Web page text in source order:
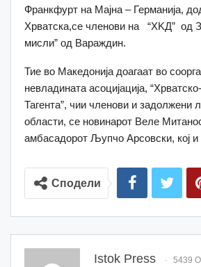
Франкфурт на Мајна – Германија,
Хрватска,се членови на “ХKД” од
мисли” од Вараждин.
Тие во Македонија доагаат во
невладината асоцијација,
Тагента”, чии членови и задолжени
области, се новинарот Веле
амбасадорот Љупчо Арсовски, кој и
Сподели
Istok Press 5439